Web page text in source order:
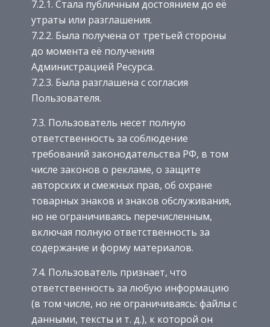
7.2.1. Стала публичным достоянием до её
утраты или разглашения.
7.2.2. Была получена от третьей стороны
до момента её получения
Администрацией Ресурса.
7.2.3. Была разглашена с согласия
Пользователя.
7.3. Пользователь несет полную
ответственность за соблюдение
требований законодательства РФ, в том
числе законов о рекламе, о защите
авторских и смежных прав, об охране
товарных знаков и знаков обслуживания,
но не ограничиваясь перечисленным,
включая полную ответственность за
содержание и форму материалов.
7.4. Пользователь признает, что
ответственность за любую информацию
(в том числе, но не ограничиваясь: файлы с
данными, тексты и т. д.), к которой он